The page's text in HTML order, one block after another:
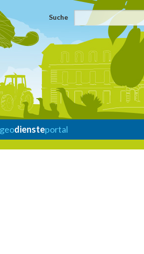
Suche
geodiensteportal